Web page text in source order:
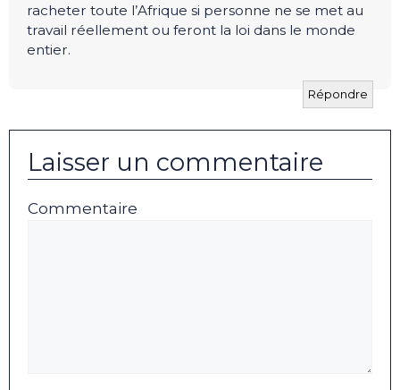
racheter toute l’Afrique si personne ne se met au
travail réellement ou feront la loi dans le monde
entier.
Répondre
Laisser un commentaire
Commentaire